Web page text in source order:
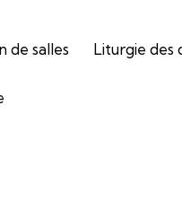
de salles Liturgie des